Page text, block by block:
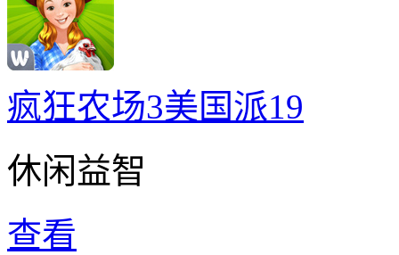
疯狂农场3美国派19
休闲益智
查看